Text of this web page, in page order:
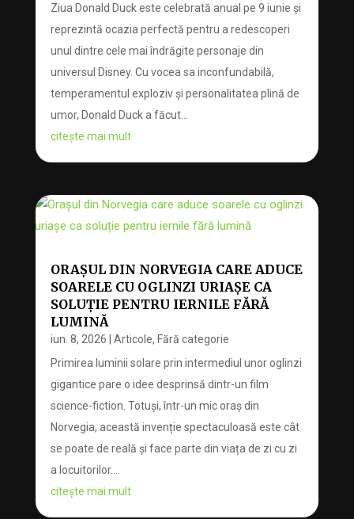
Ziua Donald Duck este celebrată anual pe 9 iunie și
reprezintă ocazia perfectă pentru a redescoperi
unul dintre cele mai îndrăgite personaje din
universul Disney. Cu vocea sa inconfundabilă,
temperamentul exploziv și personalitatea plină de
umor, Donald Duck a făcut...
citește mai mult
ORAȘUL DIN NORVEGIA CARE ADUCE
SOARELE CU OGLINZI URIAȘE CA
SOLUȚIE PENTRU IERNILE FĂRĂ
LUMINĂ
iun. 8, 2026 Articole, Fără categorie
Primirea luminii solare prin intermediul unor oglinzi
gigantice pare o idee desprinsă dintr-un film
science-fiction. Totuși, într-un mic oraș din
Norvegia, această invenție spectaculoasă este cât
se poate de reală și face parte din viața de zi cu zi
a locuitorilor....
citește mai mult